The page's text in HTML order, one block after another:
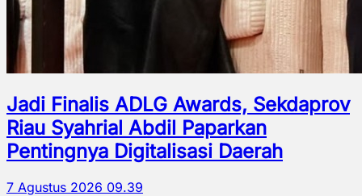
Jadi Finalis ADLG Awards, Sekdaprov
Riau Syahrial Abdil Paparkan
Pentingnya Digitalisasi Daerah
7 Agustus 2026 09.39